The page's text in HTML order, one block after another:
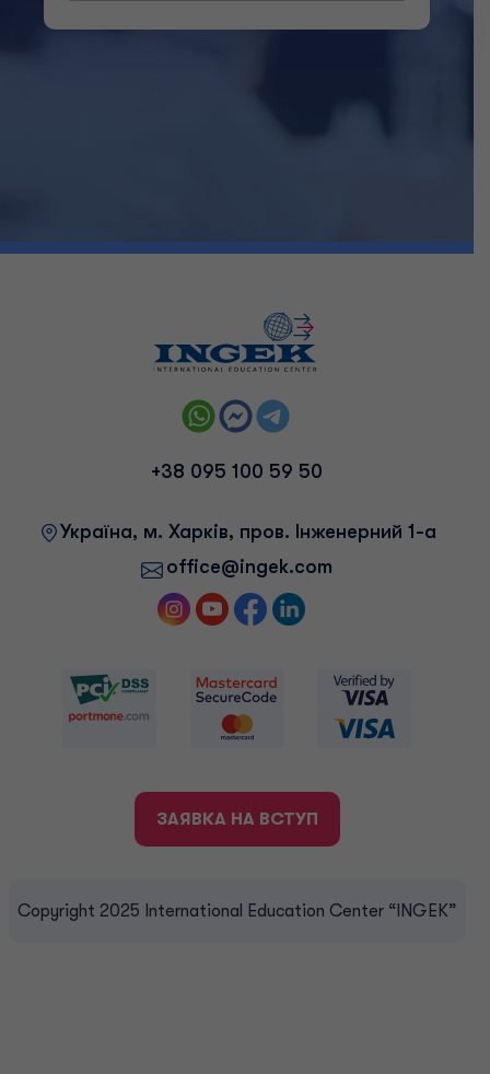
+38 095 100 59 50
Українa, м. Харків, пров. Інженерний 1-а
office@ingek.com
ЗАЯВКА НА ВСТУП
Copyright 2025 International Education Center “INGEK”